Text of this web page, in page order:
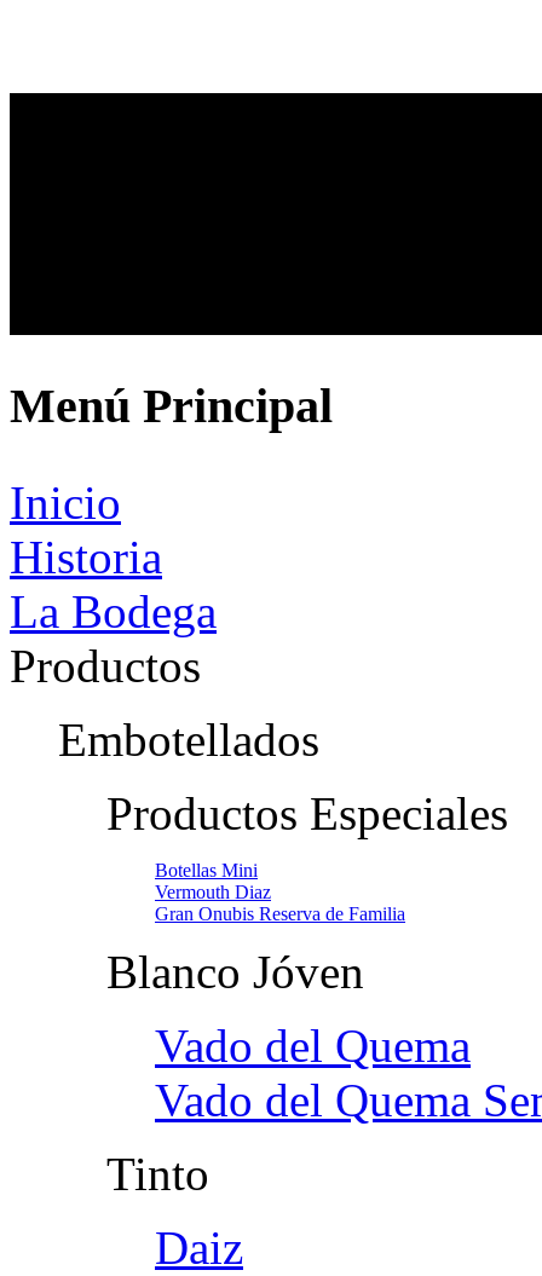
Menú Principal
Inicio
Historia
La Bodega
Productos
Embotellados
Productos Especiales
Botellas Mini
Vermouth Diaz
Gran Onubis Reserva de Familia
Blanco Jóven
Vado del Quema
Vado del Quema
Tinto
Daiz